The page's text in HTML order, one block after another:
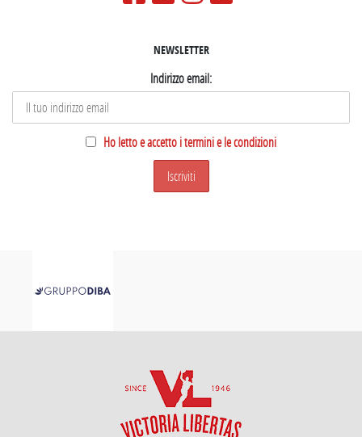
NEWSLETTER
Indirizzo email:
Ho letto e accetto i termini e le condizioni